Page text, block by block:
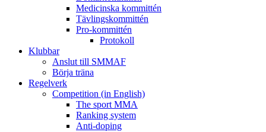
Medicinska kommittén
Tävlingskommittén
Pro-kommittén
Protokoll
Klubbar
Anslut till SMMAF
Börja träna
Regelverk
Competition (in English)
The sport MMA
Ranking system
Anti-doping